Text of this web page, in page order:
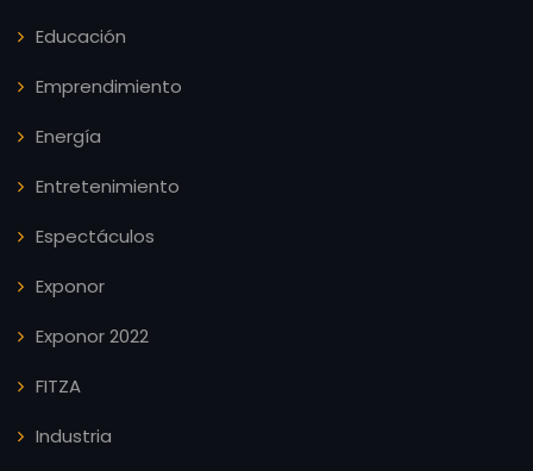
Educación
Emprendimiento
Energía
Entretenimiento
Espectáculos
Exponor
Exponor 2022
FITZA
Industria